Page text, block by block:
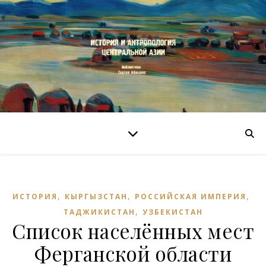
ИСТОРИЯ , КЫРГЫЗСТАН , РОССИЙСКАЯ ИМПЕРИЯ ,
ТАДЖИКИСТАН , УЗБЕКИСТАН
Список населённых мест
Ферганской области